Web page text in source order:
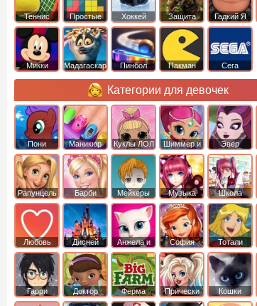
Теннис Простые Хоккей
Защита
башни
Гадкий Я
Микки
Мадагаскар Пинбол Пакман Сега
Категории для девочек
Пони
креатор
Маникюр Куклы ЛОЛ
Шиммер и
Шайн
Эвер
Афтер Хай
Рапунцель Барби Мейкеры Музыка Школа
Любовь Дисней
Анжела и
том
София
Прекрасная
Тотали
Спайс
Гарри
Поттер
Доктор
Плюшева
Ферма Прически Кошки